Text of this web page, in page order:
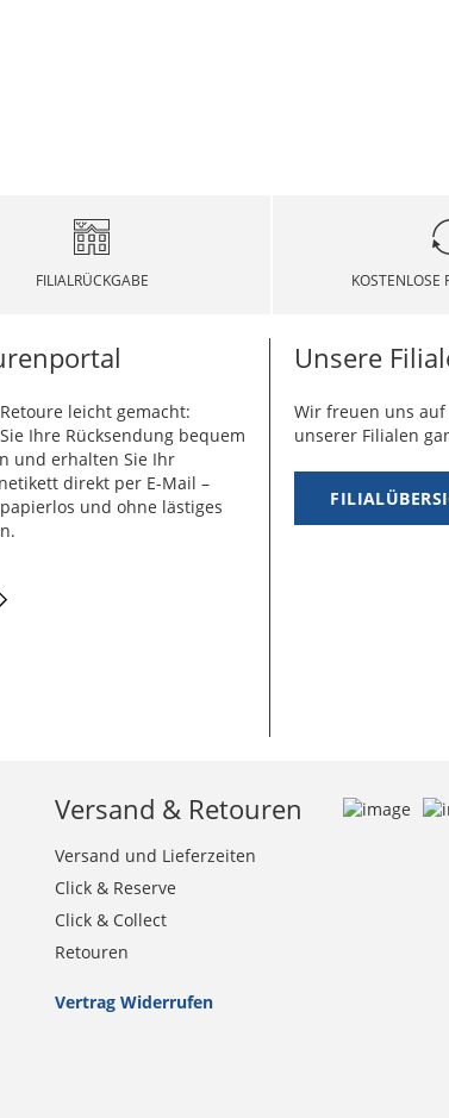
FILIALRÜCKGABE KOSTENLOSE
leicht gemacht:
Ihre Rücksendung bequem
und erhalten Sie Ihr
direkt per E-Mail –
und ohne lästiges
Unsere
Wir freuen uns
unserer Filialen
Versand & Retouren
Versand und Lieferzeiten
Click & Reserve
Click & Collect
Retouren
Vertrag Widerrufen